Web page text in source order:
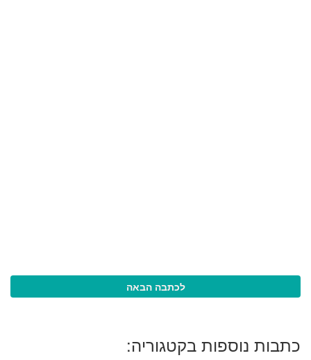
לכתבה הבאה
כתבות נוספות בקטגוריה: